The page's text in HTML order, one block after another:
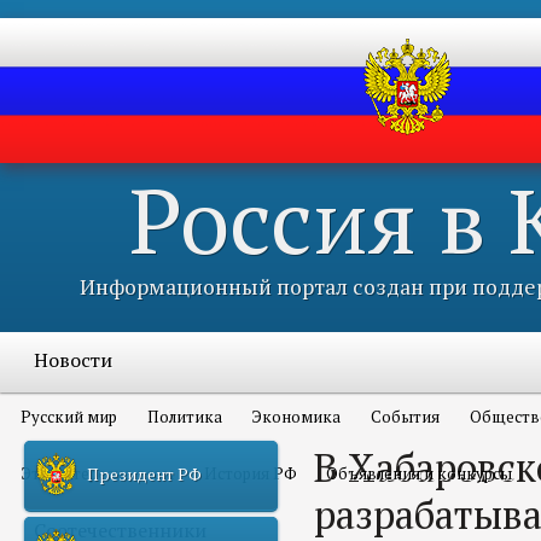
Россия в
Информационный портал создан при
Новости
Русский мир Политика Экономика События
Это интересно всем История РФ Объявления и конкурсы
Соотечественники
Президент РФ
В